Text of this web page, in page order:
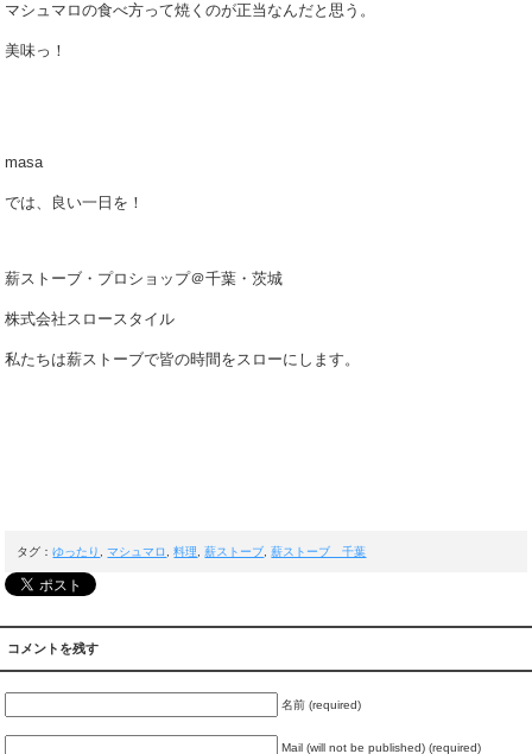
マシュマロの食べ方って焼くのが正当なんだと思う。
美味っ！
masa
では、良い一日を！
薪ストーブ・プロショップ＠千葉・茨城
株式会社スロースタイル
私たちは薪ストーブで皆の時間をスローにします。
タグ：ゆったり ,マシュマロ ,料理 ,薪ストーブ ,薪ストーブ 千葉
コメントを残す
名前 (required)
Mail (will not be published) (required)